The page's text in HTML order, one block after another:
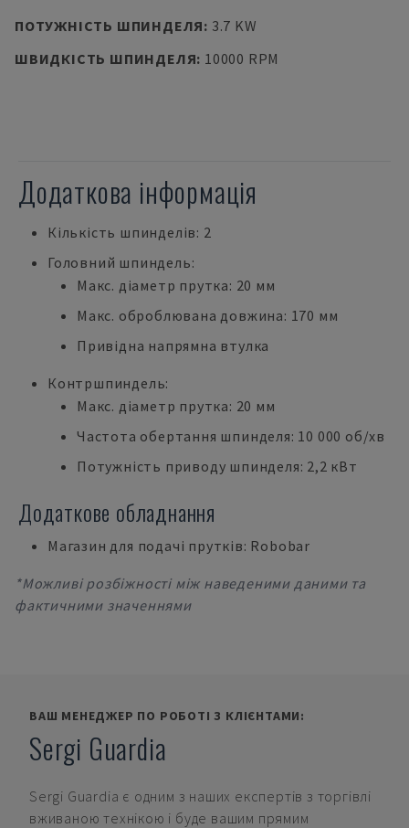
ПОТУЖНІСТЬ ШПИНДЕЛЯ: 3.7 KW
ШВИДКІСТЬ ШПИНДЕЛЯ: 10000 RPM
Додаткова інформація
Кількість шпинделів: 2
Головний шпиндель:
Макс. діаметр прутка: 20 мм
Макс. оброблювана довжина: 170 мм
Привідна напрямна втулка
Контршпиндель:
Макс. діаметр прутка: 20 мм
Частота обертання шпинделя: 10 000 об/хв
Потужність приводу шпинделя: 2,2 кВт
Додаткове обладнання
Магазин для подачі прутків: Robobar
*Можливі розбіжності між наведеними даними та
фактичними значеннями
ВАШ МЕНЕДЖЕР ПО РОБОТІ З КЛІЄНТАМИ:
Sergi Guardia
Sergi Guardia є одним з наших експертів з торгівлі
вживаною технікою і буде вашим прямим